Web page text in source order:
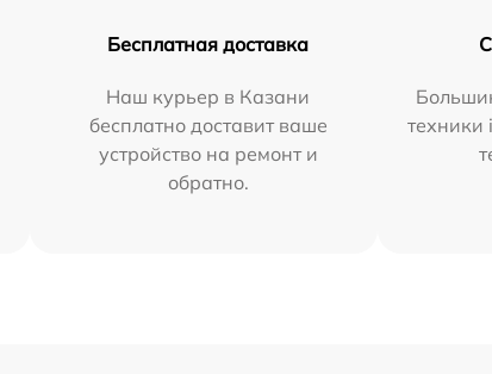
Бесплатная доставка
Наш курьер в Казани
бесплатно доставит ваше
устройство на ремонт и
обратно.
техники